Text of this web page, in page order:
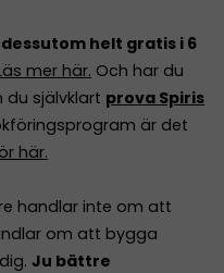
helt gratis i 6
mer här. Och har du
självklart prova Spiris
är det
här.
handlar inte om att
om att bygga
Ju bättre